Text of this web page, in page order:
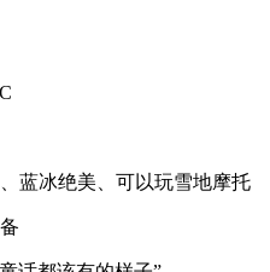
蓝冰绝美、可以玩雪地摩托